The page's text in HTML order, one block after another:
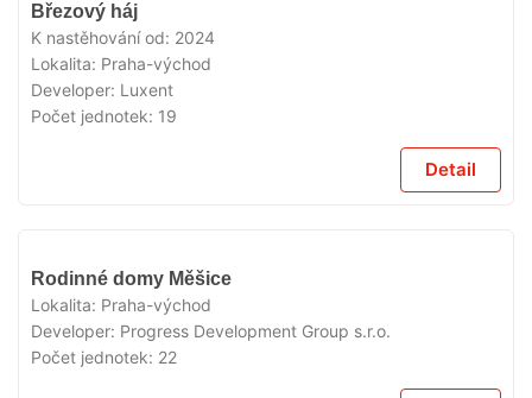
Březový háj
K nastěhování od: 2024
Lokalita: Praha-východ
Developer: Luxent
Počet jednotek: 19
Detail
Rodinné domy Měšice
Lokalita: Praha-východ
Developer: Progress Development Group s.r.o.
Počet jednotek: 22